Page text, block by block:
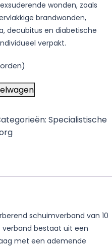
wonden, zoals
brandwonden,
decubitus en diabetische
verpakt.
Specialistische
schuimverband van 10
verband bestaat uit een
met een ademende